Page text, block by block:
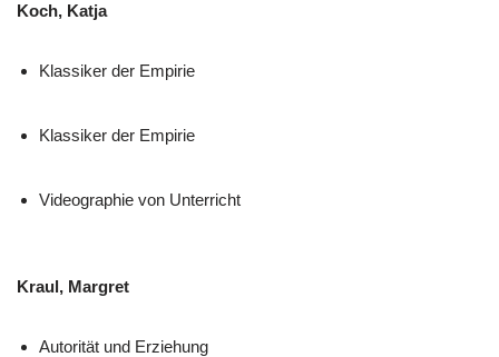
Koch, Katja
Klassiker der Empirie
Klassiker der Empirie
Videographie von Unterricht
Kraul, Margret
Autorität und Erziehung